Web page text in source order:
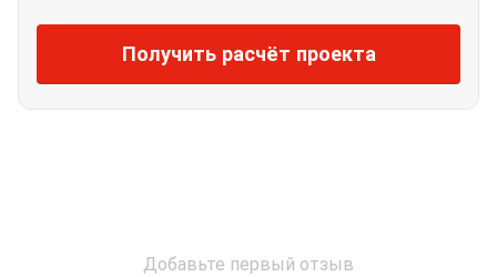
Получить расчёт проекта
Добавьте первый отзыв